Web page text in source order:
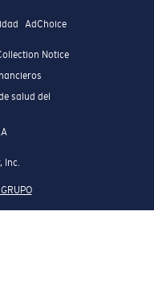
AdChoice
Notice
salud del
Inc.